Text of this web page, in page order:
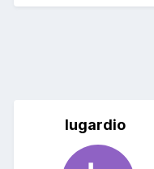
lugardio